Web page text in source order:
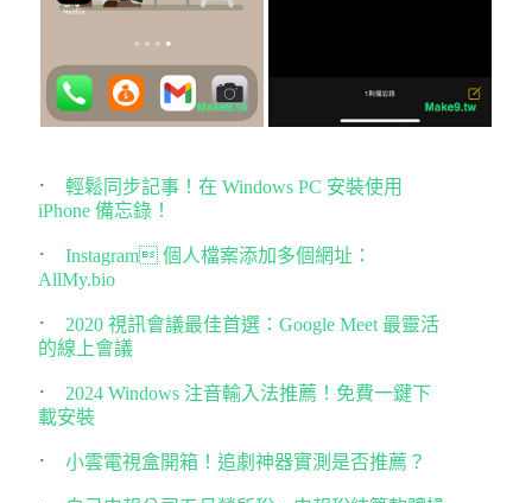
輕鬆同步記事！在 Windows PC 安裝使用
iPhone 備忘錄！
Instagram 個人檔案添加多個網址：
AllMy.bio
2020 視訊會議最佳首選：Google Meet 最靈活
的線上會議
2024 Windows 注音輸入法推薦！免費一鍵下
載安裝
小雲電視盒開箱！追劇神器實測是否推薦？